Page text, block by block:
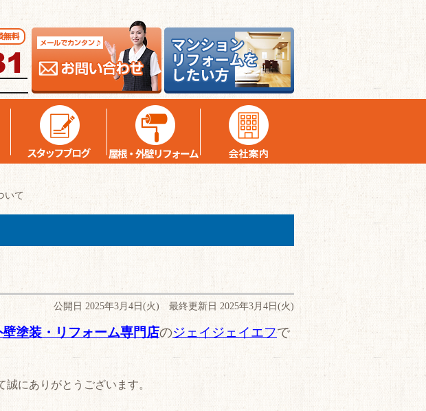
いて
公開日 2025年3月4日(火) 最終更新日 2025年3月4日(火)
塗装・リフォーム専門店のジェイジェイエフで
にありがとうございます。